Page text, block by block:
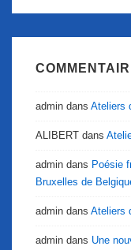
admin dans Ateliers
ALIBERT dans
admin dans Poésie
Bruxelles de
admin dans Ateliers
admin dans Une